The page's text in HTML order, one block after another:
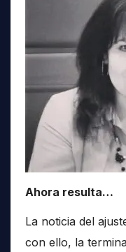
Ahora resulta…
La noticia del
con ello, la